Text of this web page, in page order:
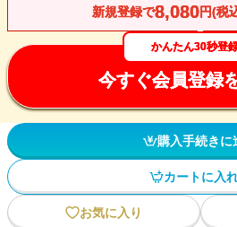
新規登録で8,080円(税
かんたん30秒登
今すぐ会員登録
購入手続きに
カートに入
お気に入り